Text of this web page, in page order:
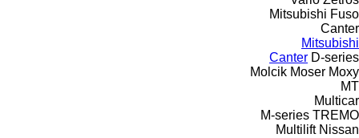
Mitsubishi Fuso
Canter
Mitsubishi
Canter D-series
Molcik Moser Moxy
MT
Multicar
M-series TREMO
Multilift Nissan